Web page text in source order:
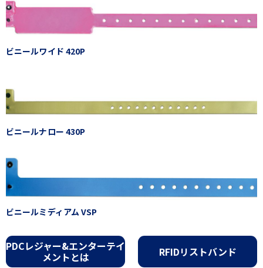
ビニールワイド 420P
ビニールナロー 430P
ビニールミディアム VSP
PDCレジャー&エンターテイ
メントとは RFIDリストバンド